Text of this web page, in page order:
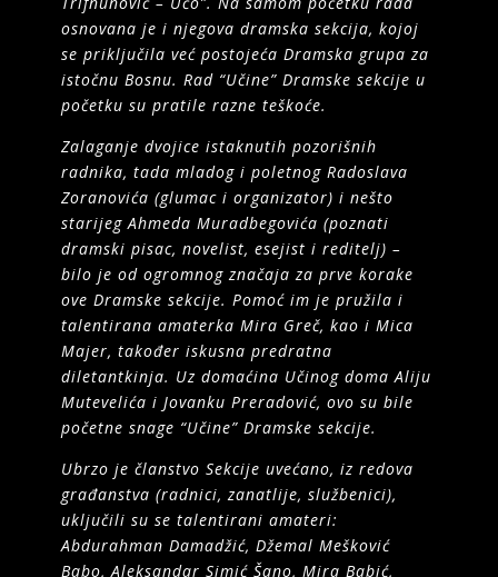
osnovana je i njegova dramska sekcija, kojoj
se priključila već postojeća Dramska grupa za
istočnu Bosnu. Rad “Učine” Dramske sekcije u
početku su pratile razne teškoće.
Zalaganje dvojice istaknutih pozorišnih
radnika, tada mladog i poletnog Radoslava
Zoranovića (glumac i organizator) i nešto
starijeg Ahmeda Muradbegovića (poznati
dramski pisac, novelist, esejist i reditelj) –
bilo je od ogromnog značaja za prve korake
ove Dramske sekcije. Pomoć im je pružila i
talentirana amaterka Mira Greč, kao i Mica
Majer, također iskusna predratna
diletantkinja. Uz domaćina Učinog doma Aliju
Mutevelića i Jovanku Preradović, ovo su bile
početne snage “Učine” Dramske sekcije.
Ubrzo je članstvo Sekcije uvećano, iz redova
građanstva (radnici, zanatlije, službenici),
uključili su se talentirani amateri:
Abdurahman Damadžić, Džemal Mešković
Babo, Aleksandar Simić Šano, Mira Babić,